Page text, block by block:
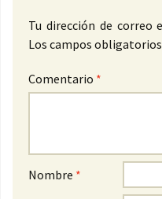
Tu dirección de correo
Los campos
Comentario *
Nombre *